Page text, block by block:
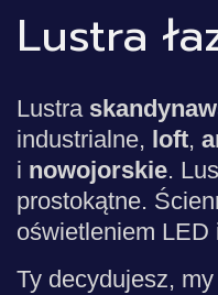
Lustra
Lustra
industrialne, loft,
i nowojorskie.
prostokątne.
oświetleniem LED
Ty decydujesz,